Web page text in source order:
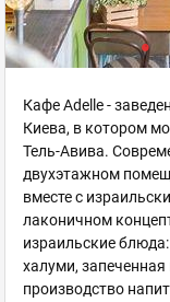
Кафе Adelle -
Киева, в котором
Тель-Авива.
двухэтажном
вместе с
лаконичном
израильские
халуми, запеченная
производство